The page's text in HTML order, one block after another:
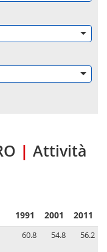
| Attività
1991 2001 2011
60.8 54.8 56.2